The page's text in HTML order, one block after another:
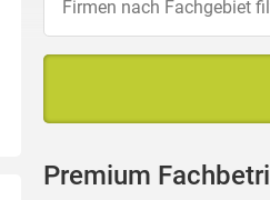
Premium